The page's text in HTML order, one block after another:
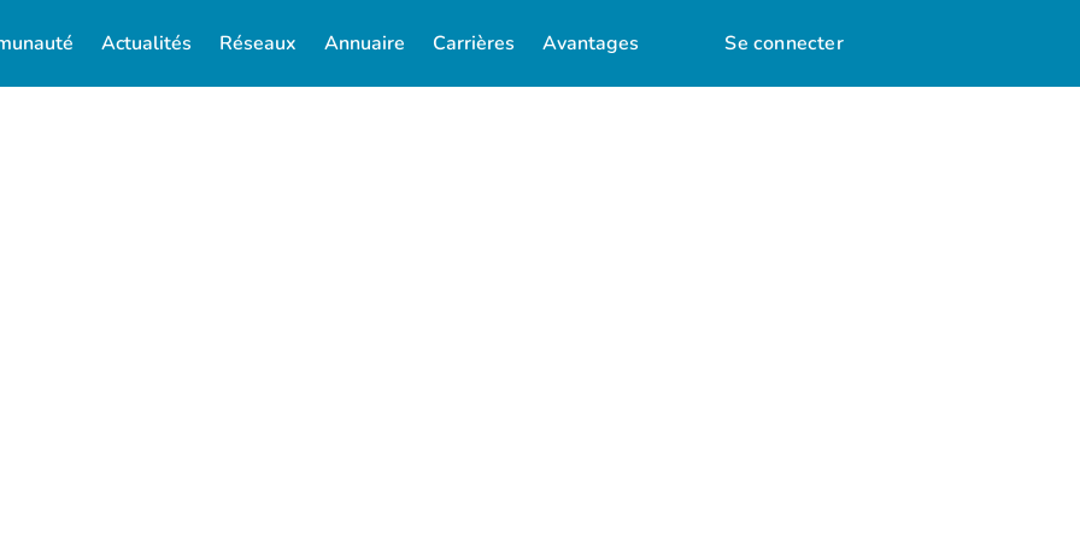
Actualités Réseaux Annuaire Carrières Avantages Se connecter